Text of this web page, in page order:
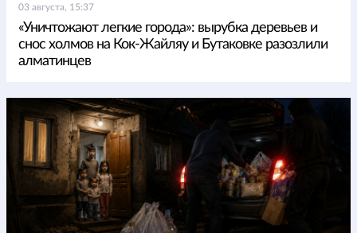
03 августа, 15:37
«Уничтожают легкие города»: вырубка деревьев и
снос холмов на Кок-Жайляу и Бутаковке разозлили
алматинцев